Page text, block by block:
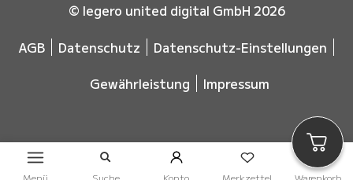
Menü Suche Konto Merkzettel Warenkorb
© legero united digital GmbH 2026
AGB
Datenschutz
Datenschutz-Einstellungen
Gewährleistung
Impressum